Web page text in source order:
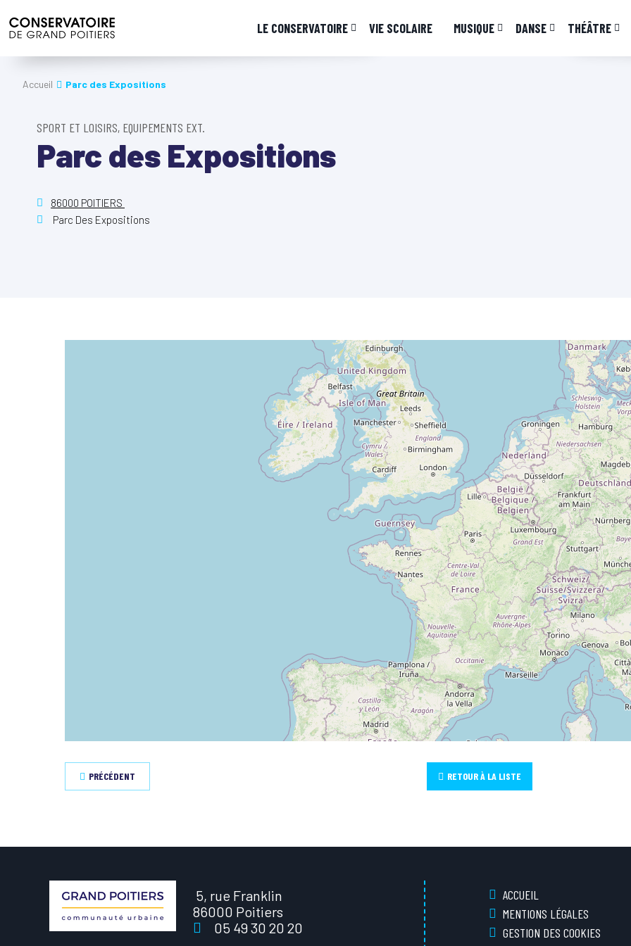
LE CONSERVATOIRE VIE SCOLAIRE MUSIQUE DANSE THÉÂTRE
Accueil Parc des Expositions
SPORT ET LOISIRS, EQUIPEMENTS EXT.
Parc des Expositions
86000 POITIERS
Parc Des Expositions
PRÉCÉDENT RETOUR À LA LISTE
5, rue Franklin
86000 Poitiers
05 49 30 20 20
ACCUEIL
MENTIONS LÉGALES
GESTION DES COOKIES